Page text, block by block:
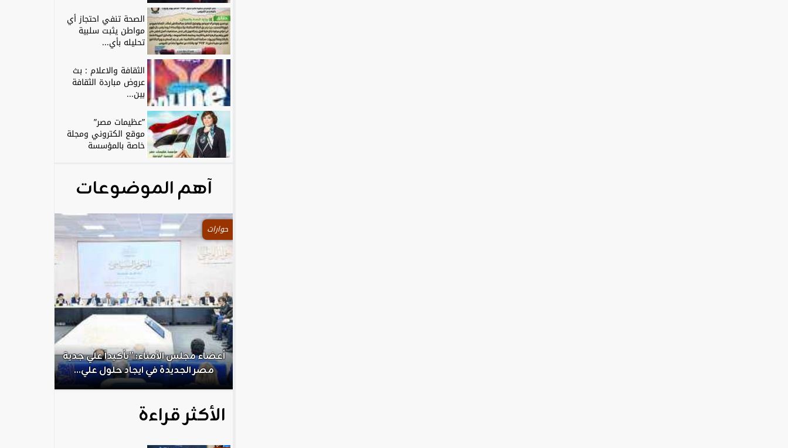
الصحة تنفي احتجاز أي
مواطن يثبت سلبية
تحليله بأي...
الثقافة والاعلام : بث
عروض مباردة الثقافة
بين...
”عظيمات مصر”
موقع الكتروني ومجلة
خاصة بالمؤسسة
آهم الموضوعات
حوارات
أعضاء مجلس الأمناء: ”تأكيداً علي جدية
مصر الجديدة في ايجاد حلول علي...
الأكثر قراءة